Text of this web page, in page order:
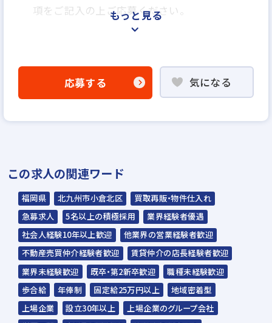
項をご記入の上ご応募ください。
「応募する」よりエントリー
WEB応募書類による書類選考
▼
▼
内定
☆ご応募から内定までは3～4週間を予定。
☆入社時期は相談に応じます。現在、在職中
の方も積極的にご応募ください。
☆応募の秘密は厳守いたします。
グッドデザイン賞・キ 2023年 第17回 キッ
2023年 第17回 キッ
もっと見る
応募する 気になる
この求人の関連ワード
福岡県 北九州市小倉北区
買取再販・物件仕入れ
急募求人
5名以上の積極採用
業界経験者優遇
社会人経験10年以上歓迎
他業界の営業経験者歓迎
不動産売買仲介経験者歓迎
賃貸仲介の店長経験者歓迎
業界未経験歓迎
既卒・第2新卒歓迎
職種未経験歓迎
歩合給
年俸制 固定給25万円以上
地域密着型
上場企業
設立30年以上
上場企業のグループ会社